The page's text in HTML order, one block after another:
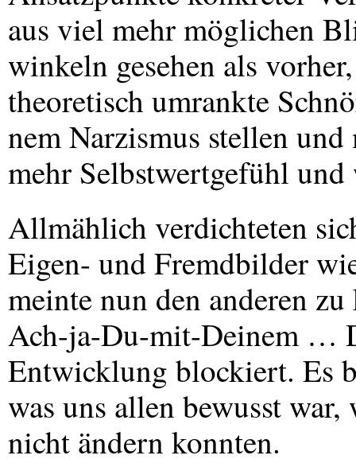
aus viel mehr möglichen
winkeln gesehen als
theoretisch umrankte
nem Narzismus stellen
mehr Selbstwertgefühl
Allmählich verdichteten
Eigen- und Fremdbilder
meinte nun den anderen
Ach-ja-Du-mit-Deinem …
Entwicklung blockiert. Es
was uns allen bewusst
nicht ändern konnten.